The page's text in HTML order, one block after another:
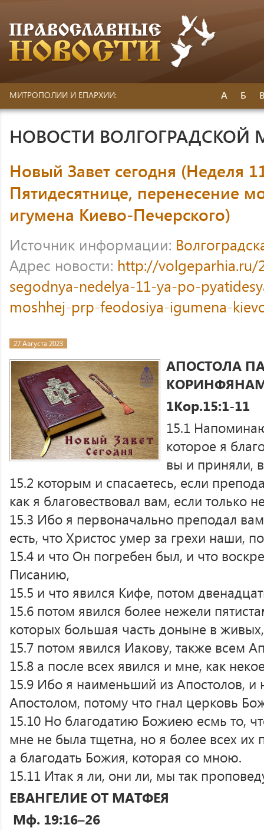
МИТРОПОЛИИ И ЕПАРХИИ: А Б
НОВОСТИ
Новый Завет сегодня (Неделя
Пятидесятнице, перенесение
игумена Киево-Печерского)
Источник информации:
Адрес новости: http://volgeparhia.ru/
segodnya-nedelya-11-ya-po-
moshhej-prp-feodosiya-igumena-
27 Августа 2023
АПОСТОЛА
1Кор.15:1-11
15.1
которое я
вы и приняли,
15.2 которым и спасаетесь, если
как я благовествовал вам, если только
15.3 Ибо я первоначально преподал
есть, что Христос умер за грехи наши,
15.4 и что Он погребен был, и что
Писанию,
15.5 и что явился Кифе, потом
15.6 потом явился более нежели
которых большая часть доныне в
15.7 потом явился Иакову, также всем
15.8 а после всех явился и мне, как
15.9 Ибо я наименьший из Апостолов, и
Апостолом, потому что гнал церковь
15.10 Но благодатию Божиею есмь то,
мне не была тщетна, но я более всех их
а благодать Божия, которая со мною.
15.11 Итак я ли, они ли, мы так
ЕВАНГЕЛИЕ ОТ МАТФЕЯ
Мф. 19:16–26